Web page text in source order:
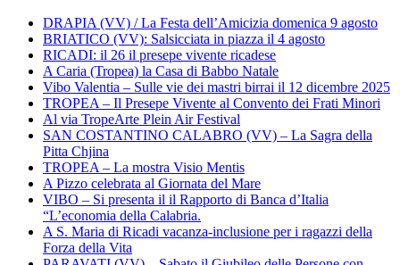
DRAPIA (VV) / La Festa dell’Amicizia domenica 9 agosto
BRIATICO (VV): Salsicciata in piazza il 4 agosto
RICADI: il 26 il presepe vivente ricadese
A Caria (Tropea) la Casa di Babbo Natale
Vibo Valentia – Sulle vie dei mastri birrai il 12 dicembre 2025
TROPEA – Il Presepe Vivente al Convento dei Frati Minori
Al via TropeArte Plein Air Festival
SAN COSTANTINO CALABRO (VV) – La Sagra della
Pitta Chjina
TROPEA – La mostra Visio Mentis
A Pizzo celebrata al Giornata del Mare
VIBO – Si presenta il il Rapporto di Banca d’Italia
“L’economia della Calabria.
A S. Maria di Ricadi vacanza-inclusione per i ragazzi della
Forza della Vita